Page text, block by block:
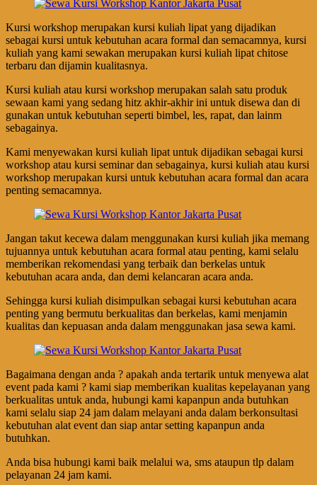
Kursi workshop merupakan kursi kuliah lipat yang dijadikan
sebagai kursi untuk kebutuhan acara formal dan semacamnya, kursi
kuliah yang kami sewakan merupakan kursi kuliah lipat chitose
terbaru dan dijamin kualitasnya.
Kursi kuliah atau kursi workshop merupakan salah satu produk
sewaan kami yang sedang hitz akhir-akhir ini untuk disewa dan di
gunakan untuk kebutuhan seperti bimbel, les, rapat, dan lainm
sebagainya.
Kami menyewakan kursi kuliah lipat untuk dijadikan sebagai kursi
workshop atau kursi seminar dan sebagainya, kursi kuliah atau kursi
workshop merupakan kursi untuk kebutuhan acara formal dan acara
penting semacamnya.
Jangan takut kecewa dalam menggunakan kursi kuliah jika memang
tujuannya untuk kebutuhan acara formal atau penting, kami selalu
memberikan rekomendasi yang terbaik dan berkelas untuk
kebutuhan acara anda, dan demi kelancaran acara anda.
Sehingga kursi kuliah disimpulkan sebagai kursi kebutuhan acara
penting yang bermutu berkualitas dan berkelas, kami menjamin
kualitas dan kepuasan anda dalam menggunakan jasa sewa kami.
Bagaimana dengan anda ? apakah anda tertarik untuk menyewa alat
event pada kami ? kami siap memberikan kualitas kepelayanan yang
berkualitas untuk anda, hubungi kami kapanpun anda butuhkan
kami selalu siap 24 jam dalam melayani anda dalam berkonsultasi
kebutuhan alat event dan siap antar setting kapanpun anda
butuhkan.
Anda bisa hubungi kami baik melalui wa, sms ataupun tlp dalam
pelayanan 24 jam kami.